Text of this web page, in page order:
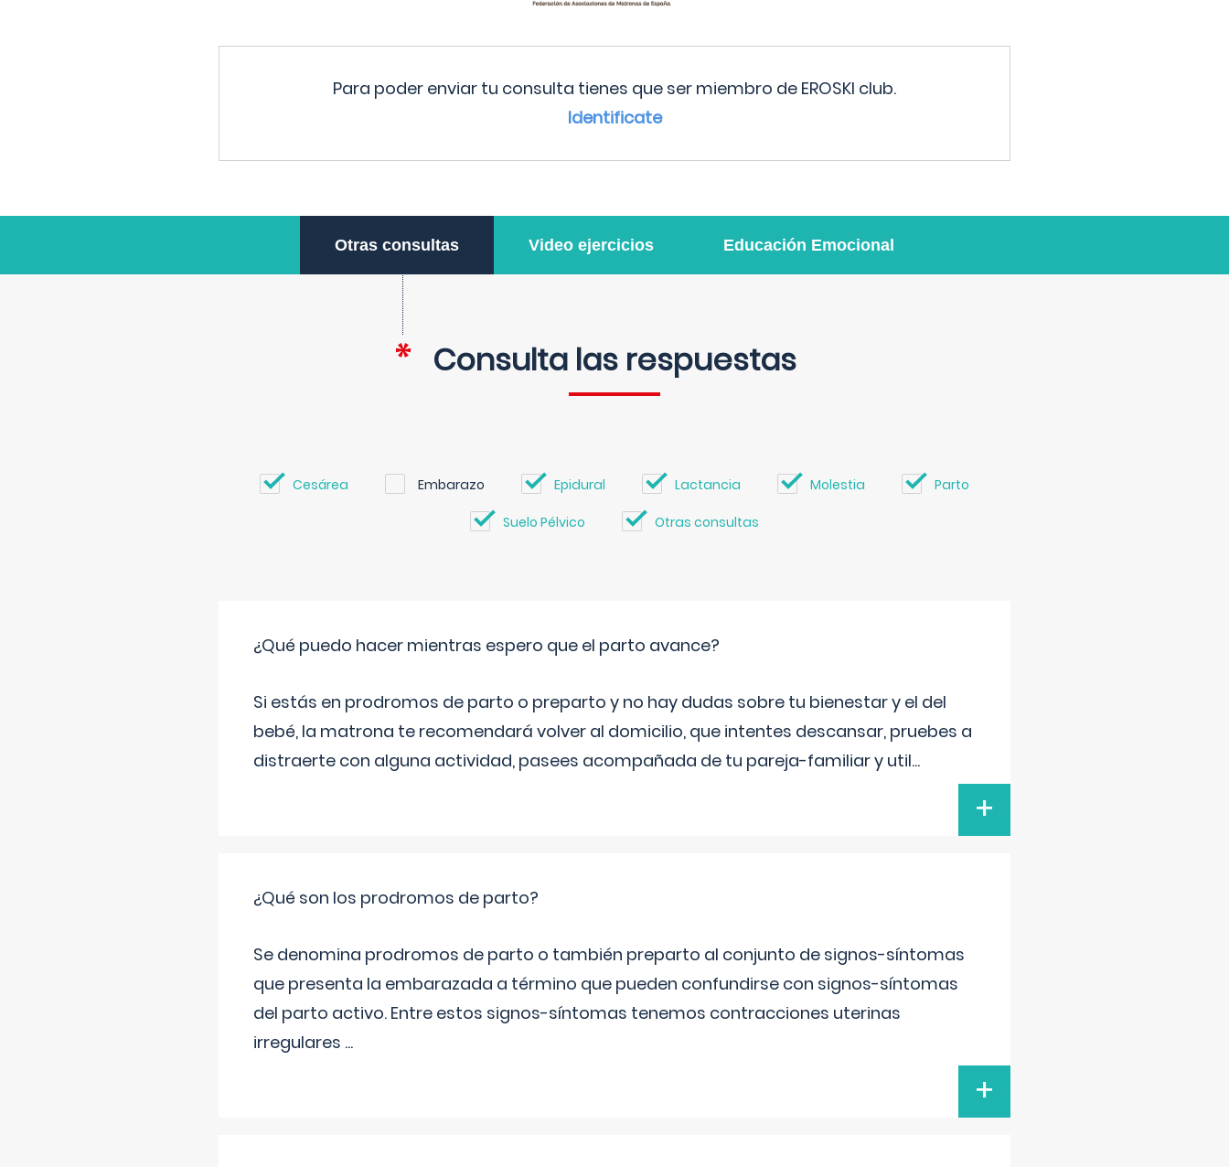
Para poder enviar tu consulta tienes que ser miembro de EROSKI club.
Identificate
Otras consultas Video ejercicios Educación Emocional
Consulta las respuestas
Cesárea Embarazo Epidural Lactancia Molestia Parto
Suelo Pélvico Otras consultas
¿Qué puedo hacer mientras espero que el parto avance?
Si estás en prodromos de parto o preparto y no hay dudas sobre tu bienestar y el del
bebé, la matrona te recomendará volver al domicilio, que intentes descansar, pruebes a
distraerte con alguna actividad, pasees acompañada de tu pareja-familiar y util...
+
¿Qué son los prodromos de parto?
Se denomina prodromos de parto o también preparto al conjunto de signos-síntomas
que presenta la embarazada a término que pueden confundirse con signos-síntomas
del parto activo. Entre estos signos-síntomas tenemos contracciones uterinas
irregulares ...
+